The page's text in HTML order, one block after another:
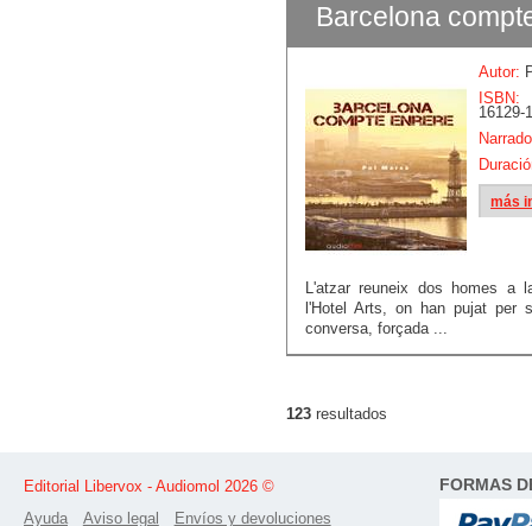
Barcelona
Autor:
ISBN:
16129-
más
L'atzar reuneix dos homes a
l'Hotel Arts, on han pujat per
conversa, forçada ...
123 resultados
Editorial Libervox - Audiomol 2026 ©
Ayuda
Aviso legal
Envíos y devoluciones
FORMAS